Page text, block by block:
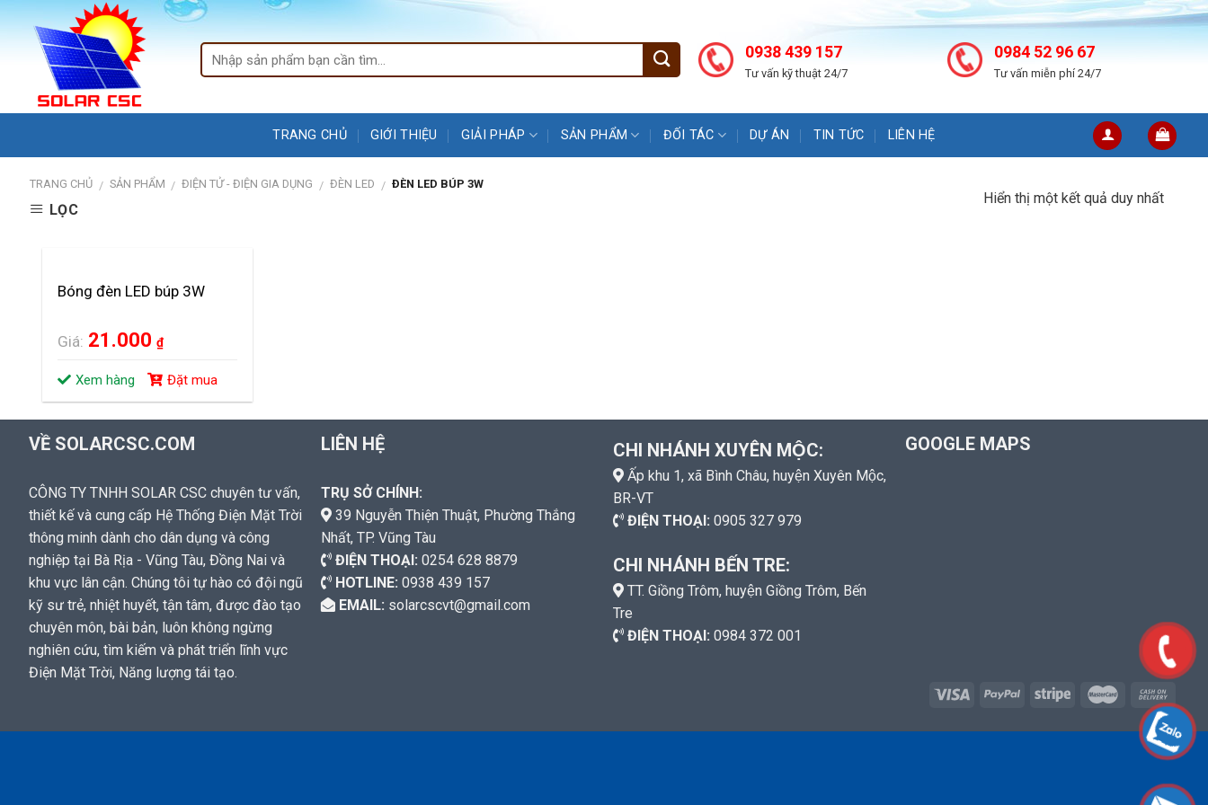
Skip
content
0938 439 157
Tư vấn kỹ thuật 24/7
0984 52 96 67
Tư vấn miễn phí 24/7
TRANG CHỦ GIỚI THIỆU GIẢI PHÁP SẢN PHẨM ĐỐI TÁC DỰ ÁN TIN TỨC LIÊN HỆ
TRANG CHỦ / SẢN PHẨM / ĐIỆN TỬ - ĐIỆN GIA DỤNG / ĐÈN LED / ĐÈN LED BÚP 3W
LỌC
Hiển thị một kết quả duy nhất
Bóng đèn LED búp 3W
Giá: 21.000₫
Xem hàng Đặt mua
VỀ SOLARCSC.COM
CÔNG TY TNHH SOLAR CSC chuyên tư vấn,
thiết kế và cung cấp Hệ Thống Điện Mặt Trời
thông minh dành cho dân dụng và công
nghiệp tại Bà Rịa - Vũng Tàu, Đồng Nai và
khu vực lân cận. Chúng tôi tự hào có đội ngũ
kỹ sư trẻ, nhiệt huyết, tận tâm, được đào tạo
chuyên môn, bài bản, luôn không ngừng
nghiên cứu, tìm kiếm và phát triển lĩnh vực
Điện Mặt Trời, Năng lượng tái tạo.
LIÊN HỆ
TRỤ SỞ CHÍNH:
39 Nguyễn Thiện Thuật, Phường Thắng
Nhất, TP. Vũng Tàu
ĐIỆN THOẠI: 0254 628 8879
HOTLINE: 0938 439 157
EMAIL: solarcscvt@gmail.com
CHI NHÁNH XUYÊN MỘC:
Ấp khu 1, xã Bình Châu, huyện Xuyên Mộc,
BR-VT
ĐIỆN THOẠI: 0905 327 979
CHI NHÁNH BẾN TRE:
TT. Giồng Trôm, huyện Giồng Trôm, Bến
Tre
ĐIỆN THOẠI: 0984 372 001
GOOGLE MAPS